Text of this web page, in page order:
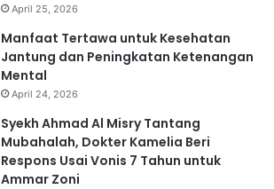
April 25, 2026
Manfaat Tertawa untuk Kesehatan
Jantung dan Peningkatan Ketenangan
Mental
April 24, 2026
Syekh Ahmad Al Misry Tantang
Mubahalah, Dokter Kamelia Beri
Respons Usai Vonis 7 Tahun untuk
Ammar Zoni